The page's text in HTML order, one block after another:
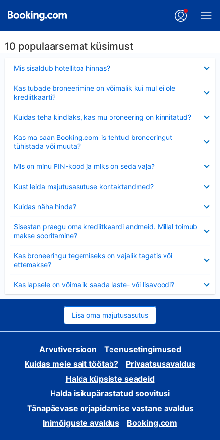
10 populaarsemat küsimust
Mis sisaldub hotellitoa hinnas?
Kas tubade broneerimine on võimalik kui mul ei ole
krediitkaarti?
Kuidas teha kindlaks, kas mu broneering on kinnitatud?
Kas ma saan Booking.com-is tehtud broneeringut
tühistada või muuta?
Mis on minu PIN-kood ja miks on seda vaja?
Kust leida majutusasutuse kontaktandmed?
Kuidas näha hinda?
Sisestan praegu oma krediitkaardi andmeid. Millal toimub
makse sooritamine?
Kas broneeringu tegemiseks on vajalik tagatis või
ettemakse?
Kas lapsele on võimalik saada laste- või lisavoodi?
Lisa oma majutusasutus
Arvutiversioon
Teenusetingimused
Kuidas meie sait töötab?
Privaatsusavaldus
Halda küpsiste seadeid
Halda isikupärastatud soovitusi
Tänapäevase orjapidamise vastane avaldus
Inimõiguste avaldus
Booking.com